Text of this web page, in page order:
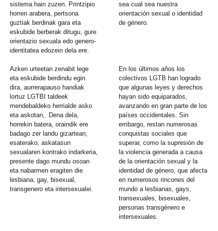
sistema hain zuzen. Printzipio
horren arabera, pertsona
guztiak berdinak gara eta
eskubide berberak ditugu, gure
orientazio sexuala edo genero-
identitatea edozein dela ere.
sea cual sea nuestra
orientación sexual o identidad
de género.
Azken urteetan zenabit lege
eta eskubide berdindu egin
dira, aurrerapauso handiak
lortuz LGTBI taldeek
mendebaldeko herrialde asko
eta askotan,. Dena dela,
horrekin batera, oraindik ere
badago zer landu gizartean,
esaterako, askatasun
sexualaren kontrako indarkeria,
presente dago mundu osoan
eta nabarmen eragiten die
lesbiana, gay, bisexual,
transgenero eta intersexualei.
En los últimos años los
colectivos LGTB han logrado
que algunas leyes y derechos
hayan sido equiparados,
avanzando en gran parte de los
países occidentales. Sin
embargo, restan numerosas
conquistas sociales que
superar, como la supresión de
la violencia generada a causa
de la orientación sexual y la
identidad de género, que afecta
en numerosos rincones del
mundo a lesbianas, gays,
transexuales, bisexuales,
personas transgénero e
intersexuales.